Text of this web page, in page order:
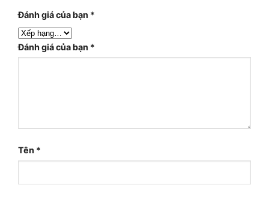
Đánh giá của bạn *
Đánh giá của bạn *
Tên *